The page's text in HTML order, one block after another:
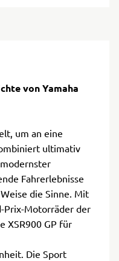
von Yamaha
um an eine
ultimativ
Fahrerlebnisse
die Sinne. Mit
Prix-Motorräder der
XSR900 GP für
Die Sport